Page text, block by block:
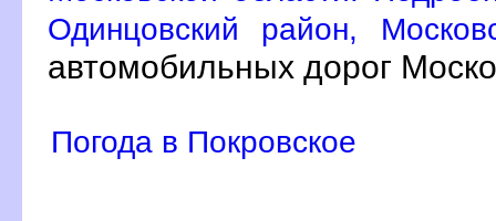
Одинцовский район,
автомобильных дорог
Погода в Покровское